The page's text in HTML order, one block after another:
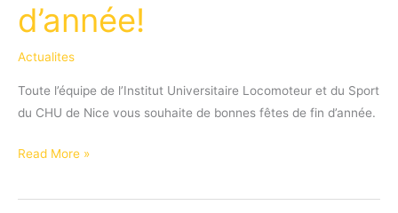
d’année!
Actualites
Toute l’équipe de l’Institut Universitaire Locomoteur et du Sport
du CHU de Nice vous souhaite de bonnes fêtes de fin d’année.
Bonnes
de
Read More »